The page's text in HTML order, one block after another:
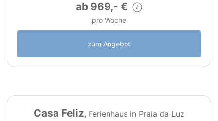
ab 969,- €
pro Woche
zum Angebot
Casa Feliz, Ferienhaus in Praia da Luz